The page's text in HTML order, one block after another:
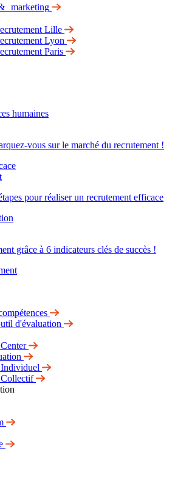
marketing
Lille
Lyon
Paris
vous sur le marché du recrutement !
pour réaliser un recrutement efficace
grâce à 6 indicateurs clés de succès !
d'évaluation
Individuel
Collectif